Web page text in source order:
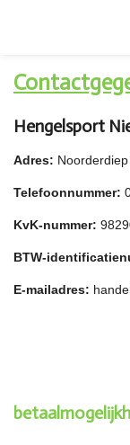
Hengelsport
Adres:
Telefoonnummer:
KvK-nummer:
BTW-
E-mailadres: